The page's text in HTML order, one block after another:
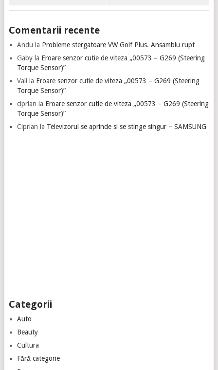
Comentarii recente
Andu la Probleme stergatoare VW Golf Plus. Ansamblu rupt
Gabyla Eroare senzor cutie de viteza „00573 – G269 (Steering
Torque Sensor)”
Vali la Eroare senzor cutie de viteza „00573 – G269 (Steering
Torque Sensor)”
ciprian la Eroare senzor cutie de viteza „00573 – G269 (Steering
Torque Sensor)”
Ciprian la Televizorul se aprinde si se stinge singur – SAMSUNG
Categorii
Auto
Beauty
Cultura
Fără categorie